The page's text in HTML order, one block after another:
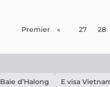
Premier « 27 28
Baie d’Halong E visa